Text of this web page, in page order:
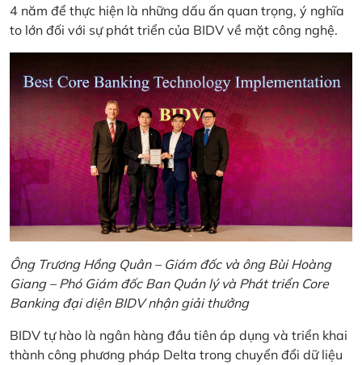
4 năm để thực hiện là những dấu ấn quan trọng, ý nghĩa
to lớn đối với sự phát triển của BIDV về mặt công nghệ.
Ông Trương Hồng Quân – Giám đốc và ông Bùi Hoàng
Giang – Phó Giám đốc Ban Quản lý và Phát triển Core
Banking đại diện BIDV nhận giải thưởng
BIDV tự hào là ngân hàng đầu tiên áp dụng và triển khai
thành công phương pháp Delta trong chuyển đổi dữ liệu